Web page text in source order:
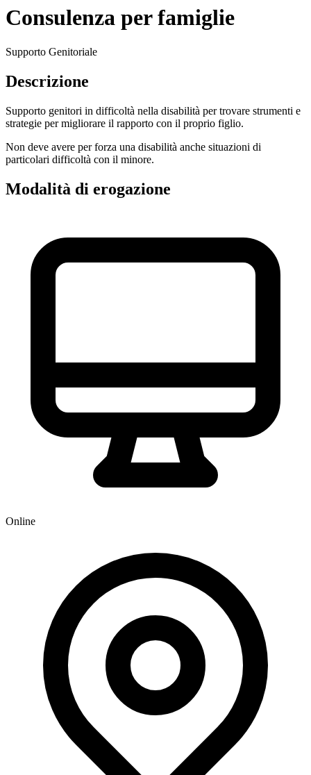
Consulenza per famiglie
Supporto Genitoriale
Descrizione
Supporto genitori in difficoltà nella disabilità per trovare strumenti e
strategie per migliorare il rapporto con il proprio figlio.
Non deve avere per forza una disabilità anche situazioni di
particolari difficoltà con il minore.
Modalità di erogazione
Online